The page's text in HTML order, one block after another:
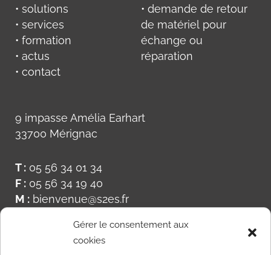
Gérer le consentement aux
cookies
• solutions
• services
• formation
• actus
• contact
• demande de retour
de matériel pour
échange ou
réparation
9 impasse Amélia Earhart
33700 Mérignac
T : 05 56 34 01 34
F : 05 56 34 19 40
M : bienvenue@s2es.fr